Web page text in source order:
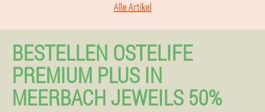
Alle Artikel
BESTELLEN OSTELIFE
PREMIUM PLUS IN
MEERBACH JEWEILS 50%